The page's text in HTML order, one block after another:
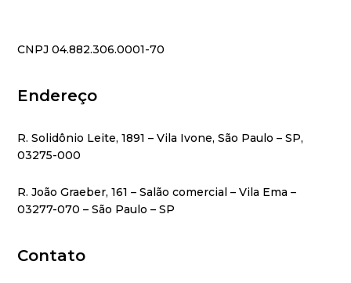
CNPJ 04.882.306.0001-70
Endereço
R. Solidônio Leite, 1891 – Vila Ivone, São Paulo – SP,
03275-000
R. João Graeber, 161 – Salão comercial – Vila Ema –
03277-070 – São Paulo – SP
Contato